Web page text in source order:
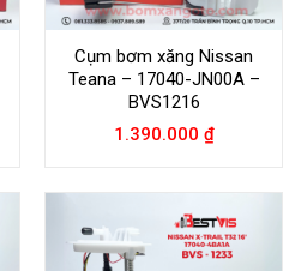
Cụm bơm xăng Nissan
Teana – 17040-JN00A –
BVS1216
1.390.000 ₫